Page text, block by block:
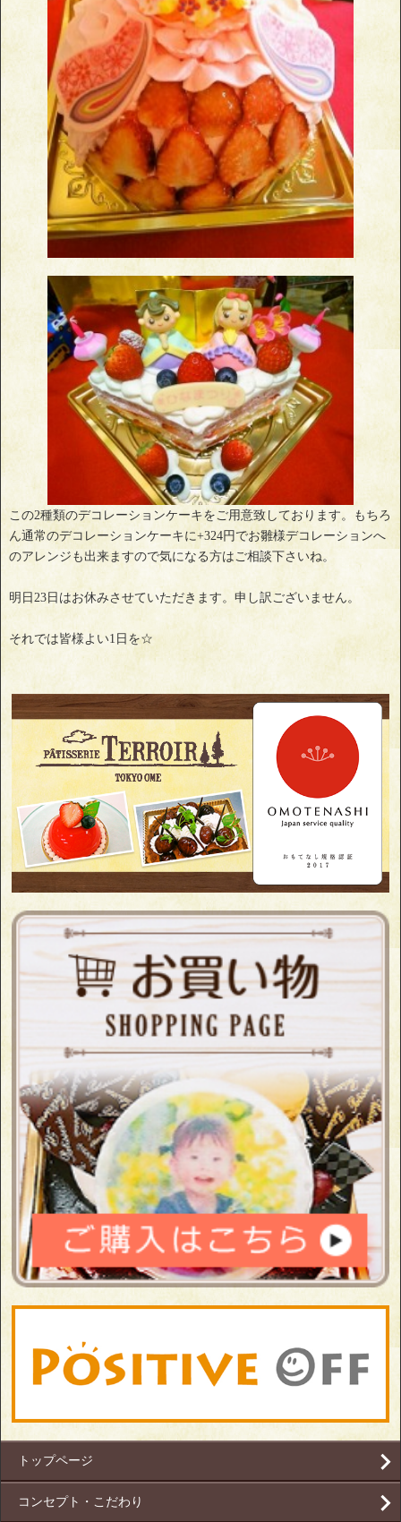
この2種類のデコレーションケーキをご用意致しております。もちろ
ん通常のデコレーションケーキに+324円でお雛様デコレーションへ
のアレンジも出来ますので気になる方はご相談下さいね。
明日23日はお休みさせていただきます。申し訳ございません。
それでは皆様よい1日を☆
トップページ
コンセプト・こだわり